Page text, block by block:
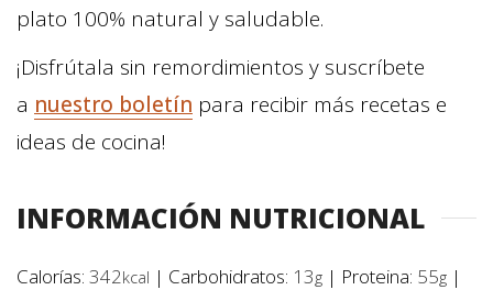
plato 100% natural y saludable.
¡Disfrútala sin remordimientos y suscríbete
a nuestro boletín para recibir más recetas e
ideas de cocina!
INFORMACIÓN NUTRICIONAL
Calorías: 342kcal | Carbohidratos: 13g | Proteina: 55g |